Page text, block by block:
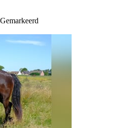
Gemarkeerd